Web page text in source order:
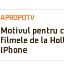
APROPOTV
Motivul pentru
filmele de la
iPhone